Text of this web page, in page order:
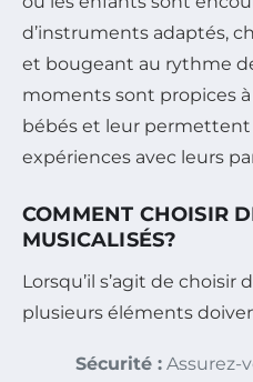
d’instruments adaptés,
et bougeant au rythme
moments sont propices
bébés et leur
expériences avec leurs
COMMENT CHOISIR
MUSICALISÉS?
Lorsqu’il s’agit de choisir
plusieurs éléments
Sécurité : Assurez-